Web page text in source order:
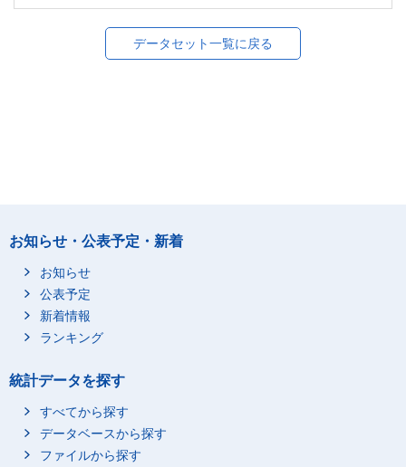
データセット一覧に戻る
お知らせ・公表予定・新着
お知らせ
公表予定
新着情報
ランキング
統計データを探す
すべてから探す
データベースから探す
ファイルから探す